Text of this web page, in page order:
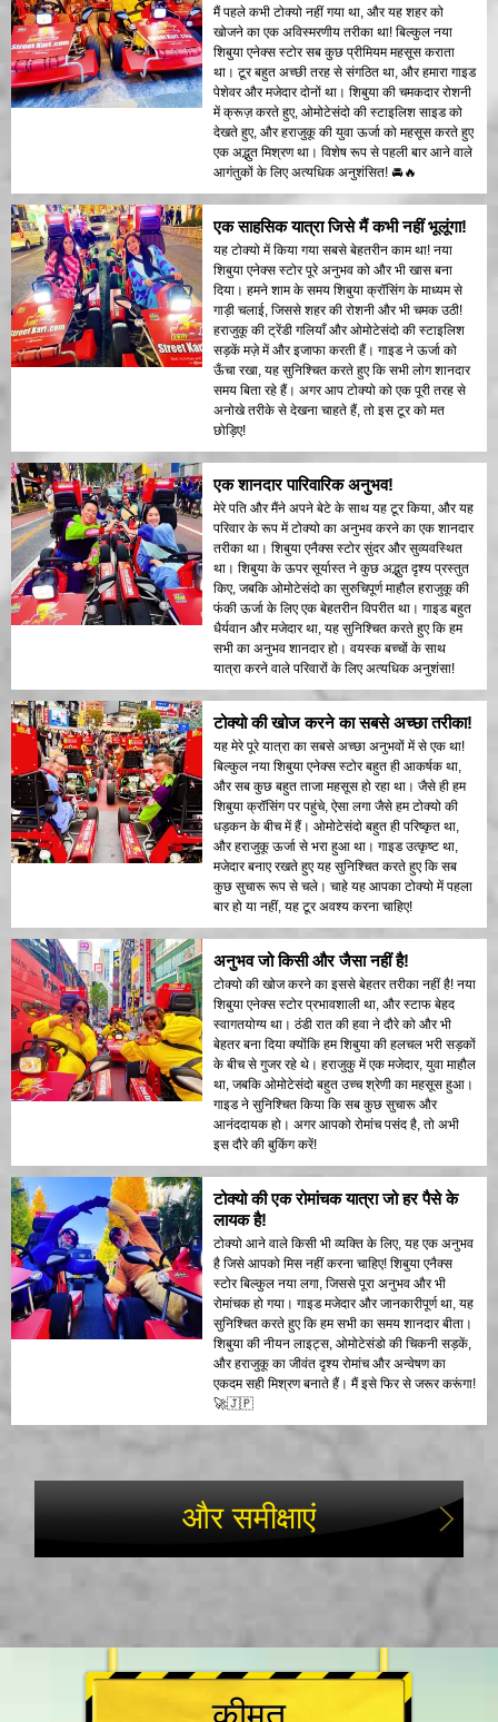
मैं पहले कभी टोक्यो नहीं गया था, और यह शहर को
खोजने का एक अविस्मरणीय तरीका था! बिल्कुल नया
शिबुया एनेक्स स्टोर सब कुछ प्रीमियम महसूस कराता
था। टूर बहुत अच्छी तरह से संगठित था, और हमारा गाइड
पेशेवर और मजेदार दोनों था। शिबुया की चमकदार रोशनी
में क्रूज़ करते हुए, ओमोटेसंदो की स्टाइलिश साइड को
देखते हुए, और हराजुकू की युवा ऊर्जा को महसूस करते हुए
एक अद्भुत मिश्रण था। विशेष रूप से पहली बार आने वाले
आगंतुकों के लिए अत्यधिक अनुशंसित! 🚘🔥
एक साहसिक यात्रा जिसे मैं कभी नहीं भूलूंगा!
यह टोक्यो में किया गया सबसे बेहतरीन काम था! नया
शिबुया एनेक्स स्टोर पूरे अनुभव को और भी खास बना
दिया। हमने शाम के समय शिबुया क्रॉसिंग के माध्यम से
गाड़ी चलाई, जिससे शहर की रोशनी और भी चमक उठी!
हराजुकू की ट्रेंडी गलियाँ और ओमोटेसंदो की स्टाइलिश
सड़कें मज़े में और इजाफा करती हैं। गाइड ने ऊर्जा को
ऊँचा रखा, यह सुनिश्चित करते हुए कि सभी लोग शानदार
समय बिता रहे हैं। अगर आप टोक्यो को एक पूरी तरह से
अनोखे तरीके से देखना चाहते हैं, तो इस टूर को मत
छोड़िए!
एक शानदार पारिवारिक अनुभव!
मेरे पति और मैंने अपने बेटे के साथ यह टूर किया, और यह
परिवार के रूप में टोक्यो का अनुभव करने का एक शानदार
तरीका था। शिबुया एनैक्स स्टोर सुंदर और सुव्यवस्थित
था। शिबुया के ऊपर सूर्यास्त ने कुछ अद्भुत दृश्य प्रस्तुत
किए, जबकि ओमोटेसंदो का सुरुचिपूर्ण माहौल हराजुकू की
फंकी ऊर्जा के लिए एक बेहतरीन विपरीत था। गाइड बहुत
धैर्यवान और मजेदार था, यह सुनिश्चित करते हुए कि हम
सभी का अनुभव शानदार हो। वयस्क बच्चों के साथ
यात्रा करने वाले परिवारों के लिए अत्यधिक अनुशंसा!
टोक्यो की खोज करने का सबसे अच्छा तरीका!
यह मेरे पूरे यात्रा का सबसे अच्छा अनुभवों में से एक था!
बिल्कुल नया शिबुया एनेक्स स्टोर बहुत ही आकर्षक था,
और सब कुछ बहुत ताजा महसूस हो रहा था। जैसे ही हम
शिबुया क्रॉसिंग पर पहुंचे, ऐसा लगा जैसे हम टोक्यो की
धड़कन के बीच में हैं। ओमोटेसंदो बहुत ही परिष्कृत था,
और हराजुकू ऊर्जा से भरा हुआ था। गाइड उत्कृष्ट था,
मजेदार बनाए रखते हुए यह सुनिश्चित करते हुए कि सब
कुछ सुचारू रूप से चले। चाहे यह आपका टोक्यो में पहला
बार हो या नहीं, यह टूर अवश्य करना चाहिए!
अनुभव जो किसी और जैसा नहीं है!
टोक्यो की खोज करने का इससे बेहतर तरीका नहीं है! नया
शिबुया एनेक्स स्टोर प्रभावशाली था, और स्टाफ बेहद
स्वागतयोग्य था। ठंडी रात की हवा ने दौरे को और भी
बेहतर बना दिया क्योंकि हम शिबुया की हलचल भरी सड़कों
के बीच से गुजर रहे थे। हराजुकु में एक मजेदार, युवा माहौल
था, जबकि ओमोटेसंदो बहुत उच्च श्रेणी का महसूस हुआ।
गाइड ने सुनिश्चित किया कि सब कुछ सुचारू और
आनंददायक हो। अगर आपको रोमांच पसंद है, तो अभी
इस दौरे की बुकिंग करें!
टोक्यो की एक रोमांचक यात्रा जो हर पैसे के
लायक है!
टोक्यो आने वाले किसी भी व्यक्ति के लिए, यह एक अनुभव
है जिसे आपको मिस नहीं करना चाहिए! शिबुया एनैक्स
स्टोर बिल्कुल नया लगा, जिससे पूरा अनुभव और भी
रोमांचक हो गया। गाइड मजेदार और जानकारीपूर्ण था, यह
सुनिश्चित करते हुए कि हम सभी का समय शानदार बीता।
शिबुया की नीयन लाइट्स, ओमोटेसंडो की चिकनी सड़कें,
और हराजुकू का जीवंत दृश्य रोमांच और अन्वेषण का
एकदम सही मिश्रण बनाते हैं। मैं इसे फिर से जरूर करूंगा!
🚀🇯🇵
और समीक्षाएं